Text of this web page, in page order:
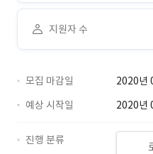
지원자 수
모집 마감일
2020년
예상 시작일
2020년
진행 분류